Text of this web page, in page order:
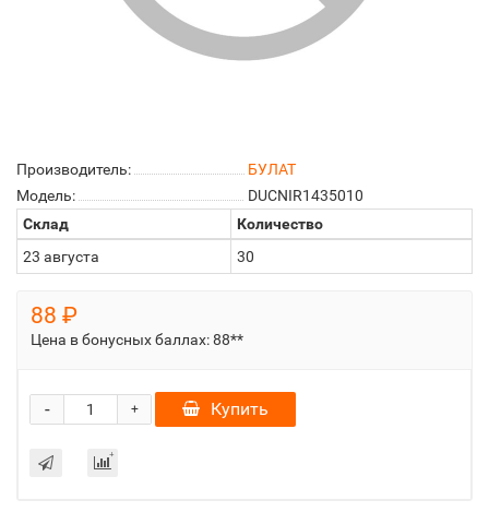
Производитель:
БУЛАТ
Модель:
DUCNIR1435010
Склад
Количество
23 августа
30
88 ₽
Цена в бонусных баллах:88**
+
- Купить